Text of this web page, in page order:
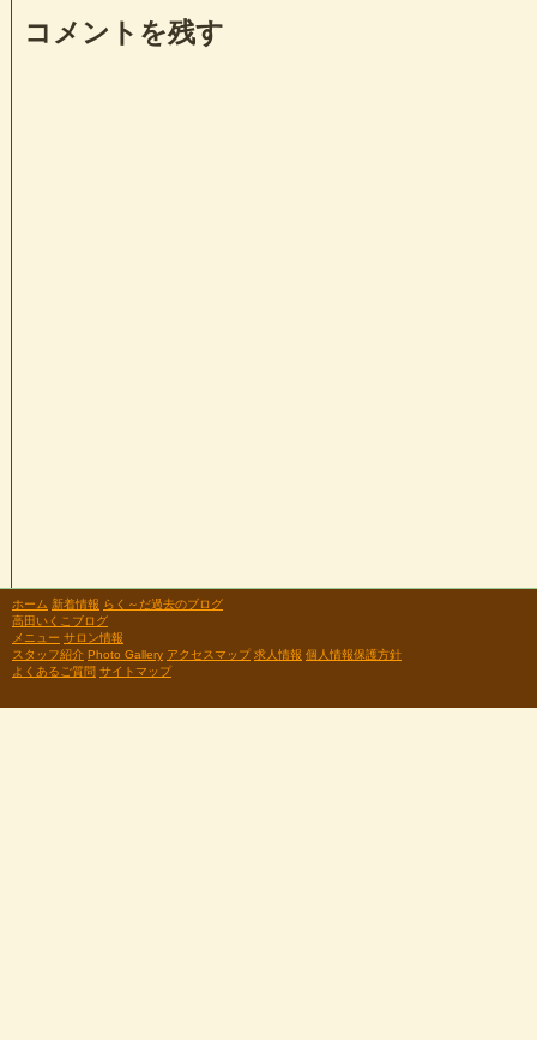
コメントを残す
ホーム 新着情報 らく～だ過去のブログ
高田いくこブログ
メニュー サロン情報
スタッフ紹介 Photo Gallery アクセスマップ 求人情報 個人情報保護方針
よくあるご質問 サイトマップ